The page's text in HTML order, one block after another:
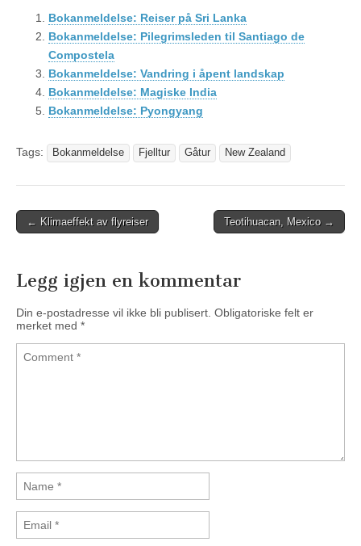
Bokanmeldelse: Reiser på Sri Lanka
Bokanmeldelse: Pilegrimsleden til Santiago de
Compostela
Bokanmeldelse: Vandring i åpent landskap
Bokanmeldelse: Magiske India
Bokanmeldelse: Pyongyang
Tags: Bokanmeldelse Fjelltur Gåtur New Zealand
Post navigation
← Klimaeffekt av flyreiser Teotihuacan, Mexico →
Legg igjen en kommentar
Din e-postadresse vil ikke bli publisert. Obligatoriske felt er
merket med *